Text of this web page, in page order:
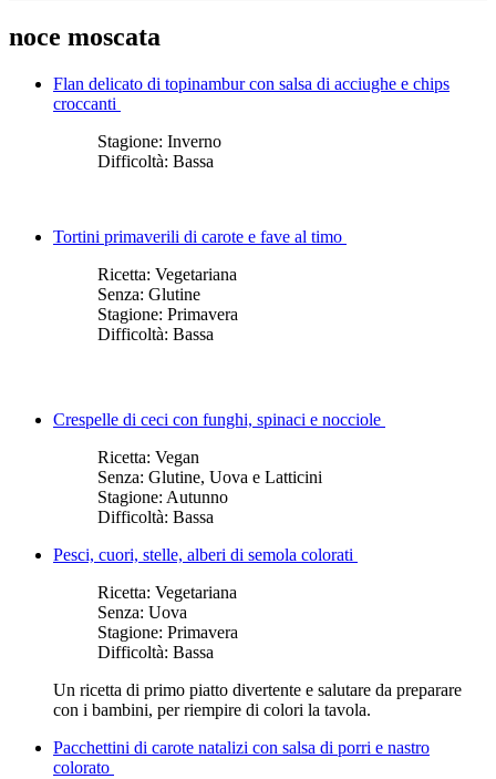
noce moscata
Flan delicato di topinambur con salsa di acciughe e chips
croccanti
Stagione: Inverno
Difficoltà: Bassa
Tortini primaverili di carote e fave al timo
Ricetta: Vegetariana
Senza: Glutine
Stagione: Primavera
Difficoltà: Bassa
Crespelle di ceci con funghi, spinaci e nocciole
Ricetta: Vegan
Senza: Glutine, Uova e Latticini
Stagione: Autunno
Difficoltà: Bassa
Pesci, cuori, stelle, alberi di semola colorati
Ricetta: Vegetariana
Senza: Uova
Stagione: Primavera
Difficoltà: Bassa
Un ricetta di primo piatto divertente e salutare da preparare
con i bambini, per riempire di colori la tavola.
Pacchettini di carote natalizi con salsa di porri e nastro
colorato